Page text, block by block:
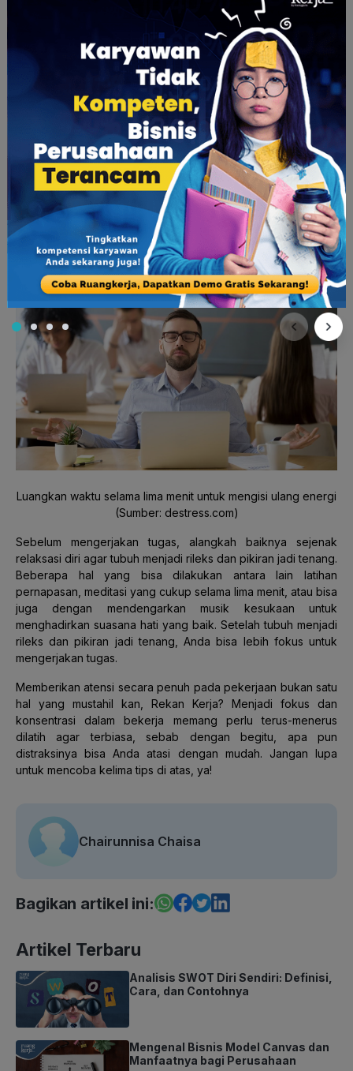
(Sumber: instagram.com/ruangkerja)
dan multitaskingdalam bekerja.
Monotasking
berarti fokus mengerjakan tugas satu per satu
dengan konsentrasi penuh, sedangkan multitaskingadalah
mengerjakan banyak tugas di saat yang bersamaan.
Dengan melakukanmonotaskingdipercaya bekerja bisa lebih
fokus, menumbuhkan disiplin diri, menguatkan kemampuan
konsentrasi, dan dapat memberikan rasa tenang saat
mengerjakan sesuatu. Berbeda denganmultitaskingyang
bisa menurunkan konsentrasi, merusak memori serta fungsi
otak, bisa memberikan rasa lelah berlebihan, dan akibatnya
membuat Anda jadi kurang detail saat mengerjakan tugas.
Maka, hal terbaik yang bisa Anda lakukan adalah dengan
mengerjakan tugas satu per satu.
5. Rileks dan tenangkan pikiran
Luangkan waktu selama lima menit untuk mengisi ulang energi
(Sumber: destress.com)
Sebelum mengerjakan tugas, alangkah baiknya sejenak
relaksasi diri agar tubuh menjadi rileks dan pikiran jadi tenang.
Beberapa hal yang bisa dilakukan antara lain latihan
pernapasan, meditasi yang cukup selama lima menit, atau bisa
juga dengan mendengarkan musik kesukaan untuk
menghadirkan suasana hati yang baik. Setelah tubuh menjadi
rileks dan pikiran jadi tenang, Anda bisa lebih fokus untuk
mengerjakan tugas.
Memberikan atensi secara penuh pada pekerjaan bukan satu
hal yang mustahil kan, Rekan Kerja? Menjadi fokus dan
konsentrasi dalam bekerja memang perlu terus-menerus
dilatih agar terbiasa, sebab dengan begitu, apa pun
distraksinya bisa Anda atasi dengan mudah. Jangan lupa
untuk mencoba kelima tips di atas, ya!
Chairunnisa Chaisa
Bagikan artikel ini:
Artikel Terbaru
Analisis SWOT Diri Sendiri: Definisi,
Cara, dan Contohnya
Mengenal Bisnis Model Canvas dan
Manfaatnya bagi Perusahaan